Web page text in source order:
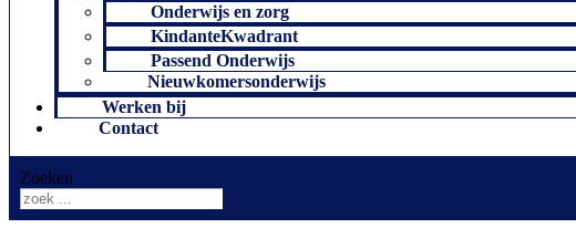
Onderwijs en zorg
KindanteKwadrant
Passend Onderwijs
Nieuwkomersonderwijs
Werken bij
Contact
Zoeken